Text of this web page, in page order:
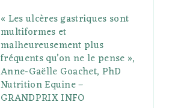
« Les ulcères gastriques sont
multiformes et
malheureusement plus
fréquents qu’on ne le pense »,
Anne-Gaëlle Goachet, PhD
Nutrition Equine –
GRANDPRIX INFO